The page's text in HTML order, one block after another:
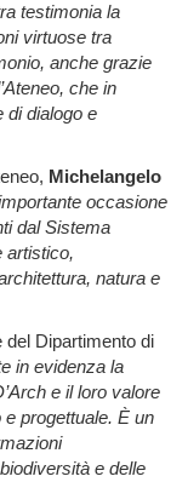
testimonia la
virtuose tra
anche grazie
che in
di dialogo e
Michelangelo
occasione
dal Sistema
artistico,
natura e
del Dipartimento di
in evidenza la
e il loro valore
progettuale. È un
e delle